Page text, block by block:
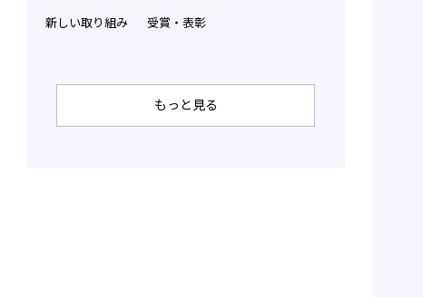
新しい取り組み
受賞・表彰
もっと見る